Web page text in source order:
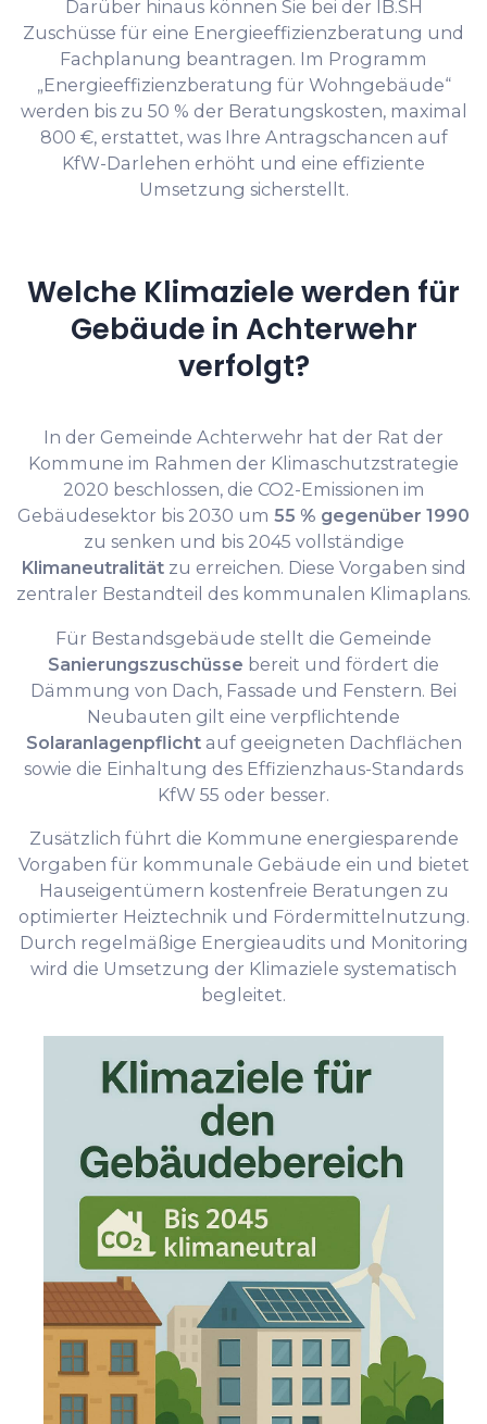
Darüber hinaus können Sie bei der IB.SH
Zuschüsse für eine Energieeffizienzberatung und
Fachplanung beantragen. Im Programm
„Energieeffizienzberatung für Wohngebäude“
werden bis zu 50 % der Beratungskosten, maximal
800 €, erstattet, was Ihre Antragschancen auf
KfW-Darlehen erhöht und eine effiziente
Umsetzung sicherstellt.
Welche Klimaziele werden für
Gebäude in Achterwehr
verfolgt?
In der Gemeinde Achterwehr hat der Rat der
Kommune im Rahmen der Klimaschutzstrategie
2020 beschlossen, die CO2-Emissionen im
Gebäudesektor bis 2030 um 55 % gegenüber 1990
zu senken und bis 2045 vollständige
Klimaneutralität zu erreichen. Diese Vorgaben sind
zentraler Bestandteil des kommunalen Klimaplans.
Für Bestandsgebäude stellt die Gemeinde
Sanierungszuschüsse bereit und fördert die
Dämmung von Dach, Fassade und Fenstern. Bei
Neubauten gilt eine verpflichtende
Solaranlagenpflichtauf geeigneten Dachflächen
sowie die Einhaltung des Effizienzhaus-Standards
KfW 55 oder besser.
Zusätzlich führt die Kommune energiesparende
Vorgaben für kommunale Gebäude ein und bietet
Hauseigentümern kostenfreie Beratungen zu
optimierter Heiztechnik und Fördermittelnutzung.
Durch regelmäßige Energieaudits und Monitoring
wird die Umsetzung der Klimaziele systematisch
begleitet.